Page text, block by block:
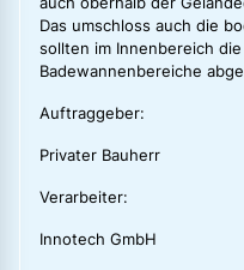
Das umschloss auch die
sollten im Innenbereich
Badewannenbereiche
Auftraggeber:
Privater Bauherr
Verarbeiter:
Innotech GmbH